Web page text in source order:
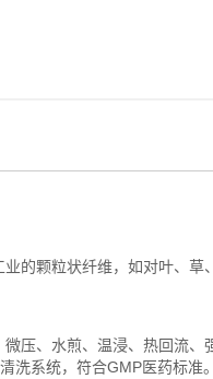
的颗粒状纤维，如对叶、
压、水煎、温浸、热回流
洗系统，符合GMP医药标准